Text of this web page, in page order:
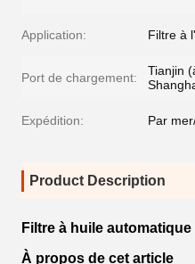
Application: Filtre à
Port de chargement:
Tianjin
Expédition: Par
Product Description
Filtre à huile automatique
À propos de cet article